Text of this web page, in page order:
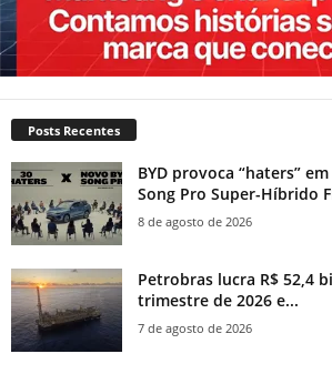
Posts Recentes
BYD provoca “haters”
Song Pro Super-Híbrido
8 de agosto de 2026
Petrobras lucra R$ 52,4
trimestre de 2026 e...
7 de agosto de 2026